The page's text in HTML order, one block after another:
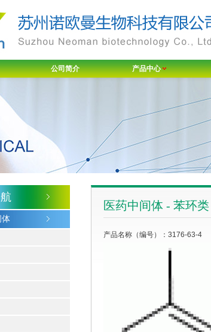
公司简介 产品中心
体
医药中间体 - 苯环类
产品名称（编号）：3176-63-4